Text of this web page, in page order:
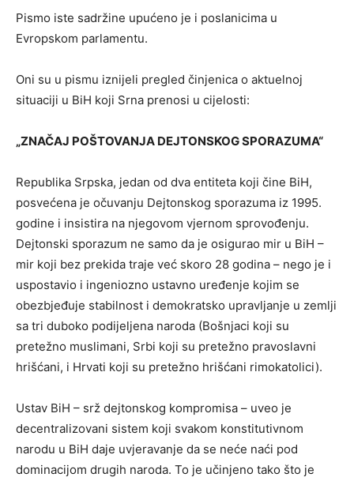
Pismo iste sadržine upućeno je i poslanicima u
Evropskom parlamentu.
Oni su u pismu iznijeli pregled činjenica o aktuelnoj
situaciji u BiH koji Srna prenosi u cijelosti:
„ZNAČAЈ POŠTOVANJA DEЈTONSKOG SPORAZUMA“
Republika Srpska, jedan od dva entiteta koji čine BiH,
posvećena je očuvanju Dejtonskog sporazuma iz 1995.
godine i insistira na njegovom vjernom sprovođenju.
Dejtonski sporazum ne samo da je osigurao mir u BiH –
mir koji bez prekida traje već skoro 28 godina – nego je i
uspostavio i ingeniozno ustavno uređenje kojim se
obezbjeđuje stabilnost i demokratsko upravljanje u zemlji
sa tri duboko podijeljena naroda (Bošnjaci koji su
pretežno muslimani, Srbi koji su pretežno pravoslavni
hrišćani, i Hrvati koji su pretežno hrišćani rimokatolici).
Ustav BiH – srž dejtonskog kompromisa – uveo je
decentralizovani sistem koji svakom konstitutivnom
narodu u BiH daje uvjeravanje da se neće naći pod
dominacijom drugih naroda. To je učinjeno tako što je